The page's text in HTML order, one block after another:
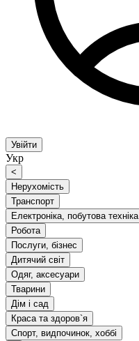
Увійти
Укр
<
Нерухомість
Транспорт
Електроніка, побутова техніка
Робота
Послуги, бізнес
Дитячий світ
Одяг, аксесуари
Тварини
Дім і сад
Краса та здоров`я
Спорт, видпочинок, хоббі